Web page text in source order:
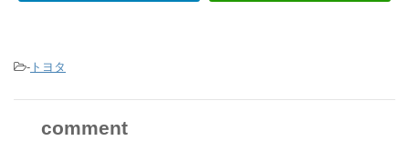
- トヨタ
comment